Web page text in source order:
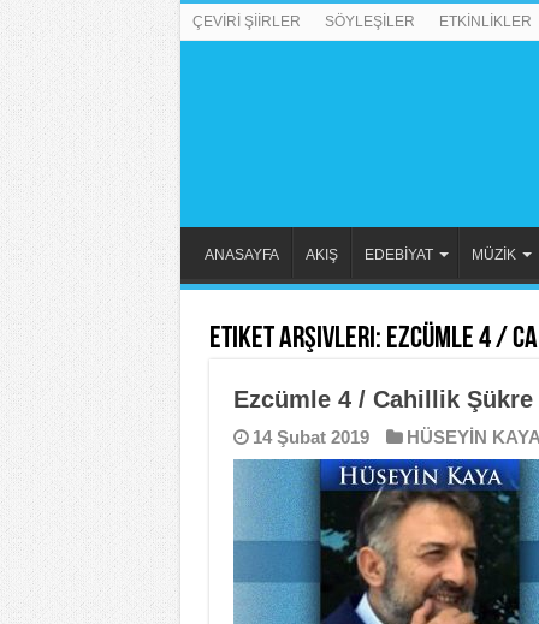
ÇEVİRİ ŞİİRLER SÖYLEŞİLER ETKİNLİKLER
ANASAYFA AKIŞ EDEBİYAT MÜZİK
Etiket Arşivleri: Ezcümle 4 /
Ezcümle 4 / Cahillik Şükre
14 Şubat 2019 HÜSEYİN KAYA